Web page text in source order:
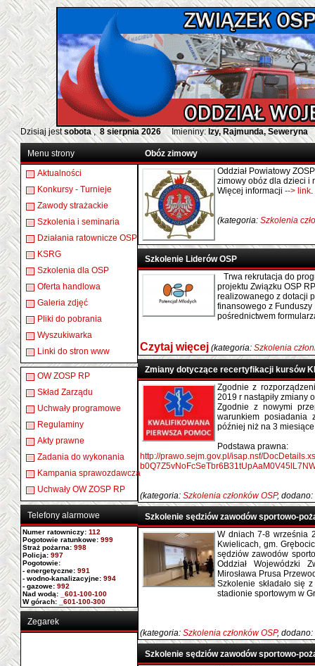
Dzisiaj jestsobota,8 sierpnia 2026 Imieniny: Izy, Rajmunda, Seweryna
Menu strony
Aktualności
Konkursy - Turnieje
Zawody strażackie
Szkolenia i seminaria
Działania ratownicze OSP
KSRG
Szkolenia dla OSP
Oferta handlowa
Galeria zdjęć
Pliki do pobrania
Wyszukiwarka
Linki do stron www
OW ZOSP RP
Skład Zarządu
Uchwały programowe
Regulaminy
Akty prawne
Zadania do wykonania
Kampania sprawozdawcza
Uchwały OW ZOSP RP
Telefony alarmowe
Numer ratowniczy: 112
Pogotowie ratunkowe: 999
Straż pożarna: 998
Policja: 997
Pogotowie:
- energetyczne: 991
- wodno-kanalizacyjne: 994
- gazowe: 992
Nad wodą: _601-100-100
W górach: _601-100-300
Zegarek
Obóz zimowy
Oddział Powiatowy
zimowy obóz dla dzieci i
Więcej informacji --> link.
(kategoria: Szkolenia
Szkolenie Liderów OSP
Trwa rekrutacja do
projektu Związku OSP
realizowanego z dotacji
finansowego z Funduszy
pośrednictwem
Czytaj więcej (kategoria: Szkolenia
Zmiany dotyczące recertyfikacji kursów
Zgodnie z
2019 r nastąpiły zmiany
Zgodnie z nowymi
warunkiem posiadania
później niż na 3
Podstawa prawna:
http://prawo.sejm.gov.pl/isap.nsf/
(kategoria: Szkolenia członków OSP,
Szkolenie sędziów zawodów sportowo-
W dniach 7-8 września
Kwielicach, gm.
sędziów zawodów
Oddział Wojewódzki
Mirosława Prusa
Szkolenie składało się
stadionie sportowym w
(kategoria: Szkolenia członków OSP,
Szkolenie sędziów zawodów sportowo-